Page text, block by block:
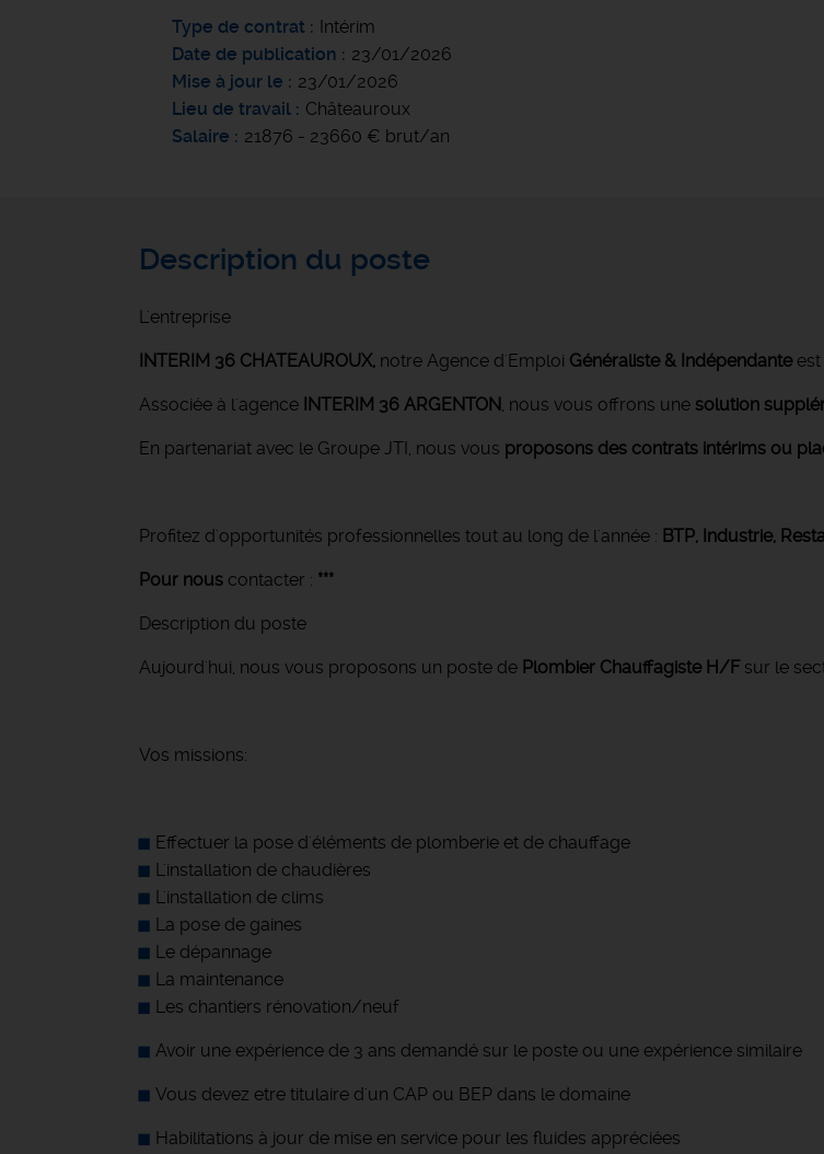
Type de contrat
Intérim
Date de publication
23/01/2026
Mise à jour le
23/01/2026
Lieu de travail
Châteauroux
Salaire
21876 - 23660 € brut/an
Description du poste
L'entreprise
INTERIM 36 CHATEAUROUX, notre Agence d'Emploi Généraliste & Indépendante
Associée à l'agence INTERIM 36 ARGENTON, nous vous offrons une solution
En partenariat avec le Groupe JTI, nous vous proposons des contrats intérims ou
Profitez d'opportunités professionnelles tout au long de l'année : BTP, Industrie,
Pour nous contacter : ***
Description du poste
Aujourd'hui, nous vous proposons un poste de Plombier ChauffagisteH/Fsur le
Vos missions:
Effectuer la pose d'éléments de plomberie et de chauffage
L'installation de chaudières
L'installation de clims
La pose de gaines
Le dépannage
La maintenance
Les chantiers rénovation/neuf
Avoir une expérience de 3 ans demandé sur le poste ou une expérience similaire
Vous devez etre titulaire d'un CAP ou BEP dans le domaine
Habilitations à jour de mise en service pour les fluides appréciées